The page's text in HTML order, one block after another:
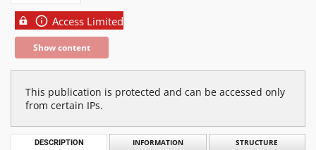
Access Limited
Show content
This publication is protected and can be accessed only
from certain IPs.
DESCRIPTION INFORMATION STRUCTURE